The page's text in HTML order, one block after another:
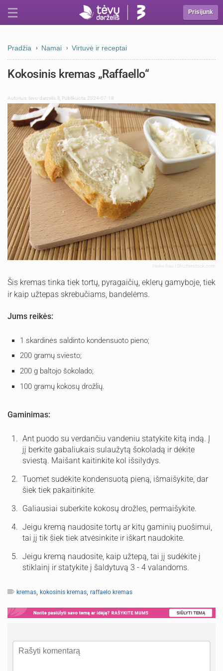
Prisijunk
Pradžia Namai Virtuvė ir receptai
Kokosinis kremas „Raffaello“
Autorius:tevu-darzelis.lt Publikuota: 2024-07-18
Heike Rau | Shutterstock.com
Šis kremas tinka tiek tortų, pyragaičių, eklerų gamyboje, tiek
ir kaip užtepas skrebučiams, bandelėms.
Jums reikės:
1 skardinės saldinto kondensuoto pieno;
200 gramų sviesto;
200 g baltojo šokolado;
100 gramų kokosų drožlių.
Gaminimas:
Ant puodo su verdančiu vandeniu statykite kitą indą. Į
jį berkite gabaliukais sulaužytą šokoladą ir dėkite
sviestą. Maišant kaitinkite kol išsilydys.
Tuomet sudėkite kondensuotą pieną, išmaišykite, dar
šiek tiek pakaitinkite.
Galiausiai suberkite kokosų drožles, permaišykite.
Jeigu kremą naudosite tortų ar kitų gaminių puošimui,
tai jį tik šiek tiek atvėsinkite ir iškart naudokite.
Jeigu kremą naudosite, kaip užtepą, tai jį sudėkite į
stiklainį ir statykite į šaldytuvą 3 - 4 valandoms.
kremas, kokosinis kremas, raffaelo kremas